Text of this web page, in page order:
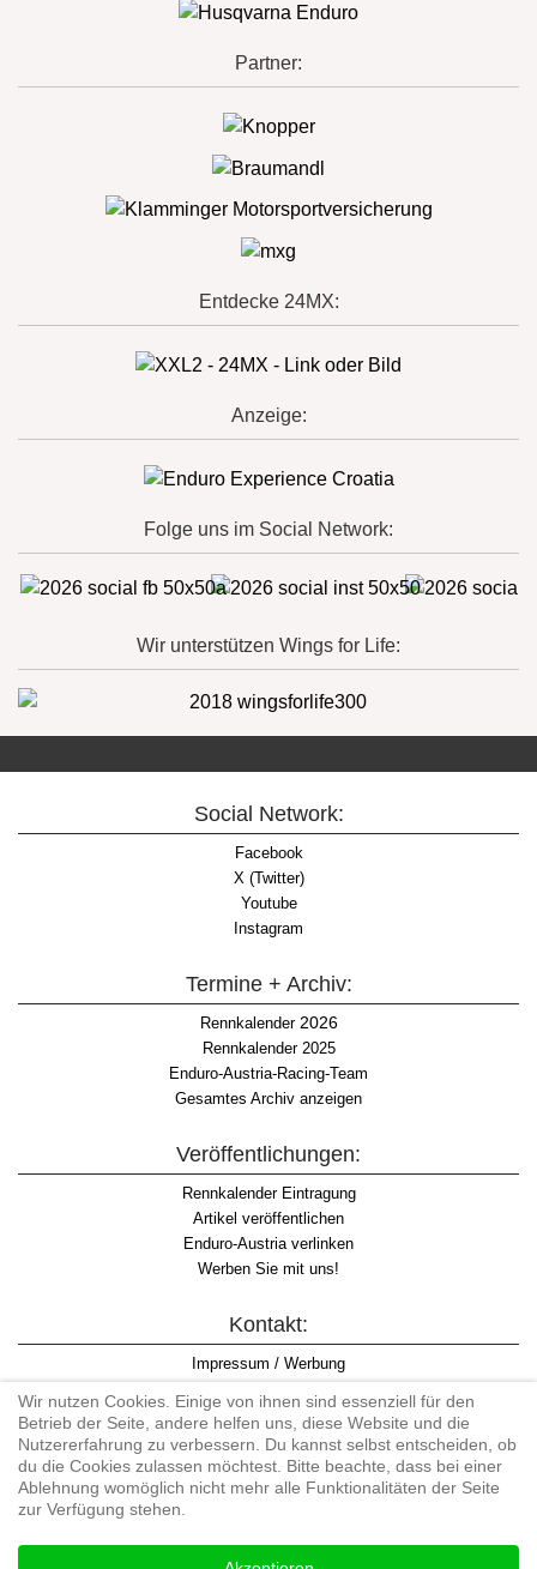
Partner:
Entdecke 24MX:
Anzeige:
Folge uns im Social Network:
Wir unterstützen Wings for Life:
Social Network:
Facebook
X (Twitter)
Youtube
Instagram
Termine + Archiv:
Rennkalender2026
Rennkalender 2025
Enduro-Austria-Racing-Team
Gesamtes Archiv anzeigen
Veröffentlichungen:
Rennkalender Eintragung
Artikel veröffentlichen
Enduro-Austria verlinken
Werben Sie mit uns!
Kontakt:
Impressum / Werbung
Datenschutzinformation
Informationspflicht WKO
AGB
Wir nutzen Cookies. Einige von ihnen sind essenziell für den
Betrieb der Seite, andere helfen uns, diese Website und die
Nutzererfahrung zu verbessern. Du kannst selbst entscheiden, ob
du die Cookies zulassen möchtest. Bitte beachte, dass bei einer
Ablehnung womöglich nicht mehr alle Funktionalitäten der Seite
zur Verfügung stehen.